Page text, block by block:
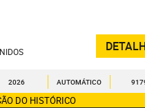
2026 AUTOMÁTICO
DO HISTÓRICO